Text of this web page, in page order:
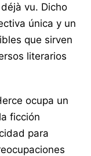
vu. Dicho
única y un
que sirven
literarios
ocupa un
ficción
para